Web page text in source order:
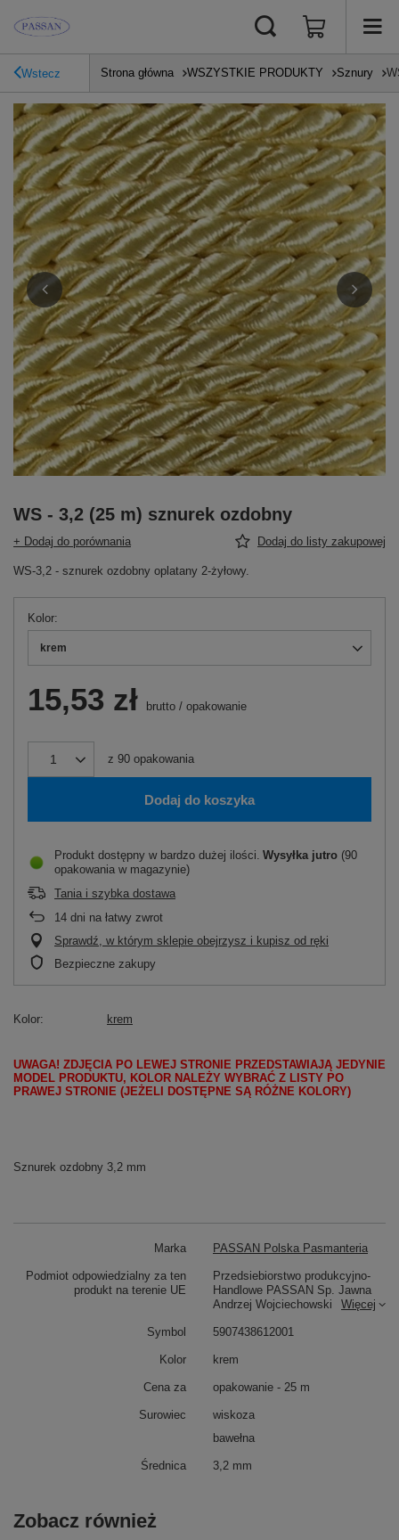
Wstecz Strona główna WSZYSTKIE PRODUKTY Sznury
WS - 3,2 (25 m) sznurek ozdobny
+ Dodaj do porównania Dodaj do listy zakupowej
WS-3,2 - sznurek ozdobny oplatany 2-żyłowy.
Kolor
krem
15,53 zł brutto / opakowanie
z 90 opakowania
Dodaj do koszyka
Produkt dostępny w bardzo dużej ilości Wysyłka jutro (90
opakowania w magazynie)
Tania i szybka dostawa
14 dni na łatwy zwrot
Sprawdź, w którym sklepie obejrzysz i kupisz od ręki
Bezpieczne zakupy
Kolor krem
UWAGA! ZDJĘCIA PO LEWEJ STRONIE PRZEDSTAWIAJĄ JEDYNIE
MODEL PRODUKTU, KOLOR NALEŻY WYBRAĆ Z LISTY PO
PRAWEJ STRONIE (JEŻELI DOSTĘPNE SĄ RÓŻNE KOLORY)
Sznurek ozdobny 3,2 mm
Marka PASSAN Polska Pasmanteria
Podmiot odpowiedzialny za ten
produkt na terenie UE
Przedsiebiorstwo produkcyjno-
Handlowe PASSAN Sp. Jawna
Andrzej Wojciechowski
Więcej
Symbol 5907438612001
Kolor krem
Cena za opakowanie - 25 m
Surowiec
wiskoza
bawełna
Średnica 3,2 mm
Zobacz również